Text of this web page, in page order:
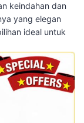
keindahan dan
yang elegan
ideal untuk